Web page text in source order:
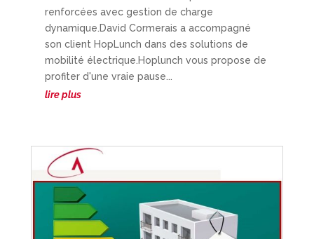
renforcées avec gestion de charge
dynamique.David Cormerais a accompagné
son client HopLunch dans des solutions de
mobilité électrique.Hoplunch vous propose de
profiter d'une vraie pause...
lire plus